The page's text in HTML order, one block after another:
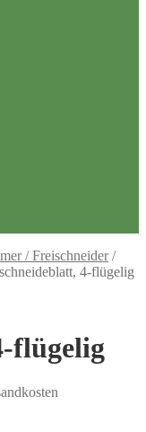
/ Freischneider/
4-flügelig
flügelig